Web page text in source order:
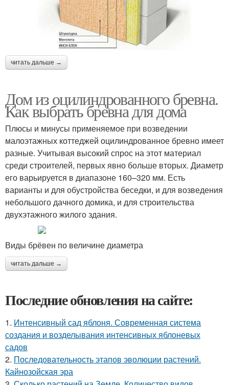
читать дальше →
Дом из оцилиндрованного бревна.
Как выбрать бревна для дома
Плюсы и минусы применяемое при возведении
малоэтажных коттеджей оцилиндрованное бревно имеет
разные. Учитывая высокий спрос на этот материал
среди строителей, первых явно больше вторых. Диаметр
его варьируется в диапазоне 160–320 мм. Есть
варианты и для обустройства беседки, и для возведения
небольшого дачного домика, и для строительства
двухэтажного жилого здания.
Виды брёвен по величине диаметра
читать дальше →
Последние обновления на сайте:
1. Интенсивный сад яблоня. Современная система
создания и возделывания интенсивных яблоневых
садов
2. Последовательность этапов эволюции растений.
Кайнозойская эра